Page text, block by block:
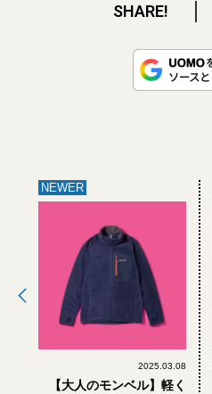
SHARE!
NEWER
2025.03.08
【大人のモンベル】軽く